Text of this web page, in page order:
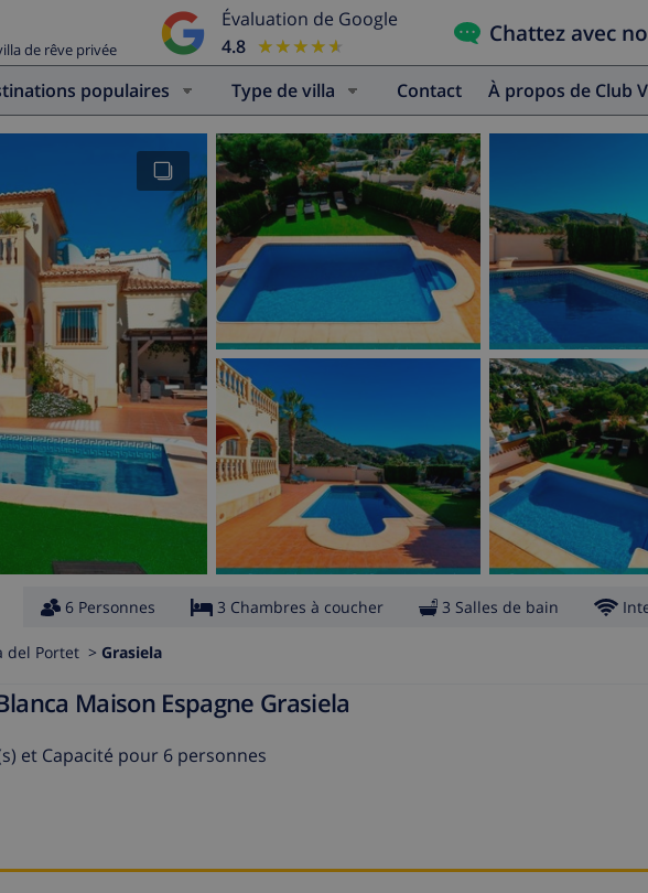
de rêve privée
Évaluation de Google
4.8 ★★★★★
★★★★★ Chattez avec
populaires Type de villa Contact À propos de Club
6 Personnes 3 Chambres à coucher 3 Salles de bain
del Portet > Grasiela
Maison Espagne Grasiela
et Capacité pour 6 personnes